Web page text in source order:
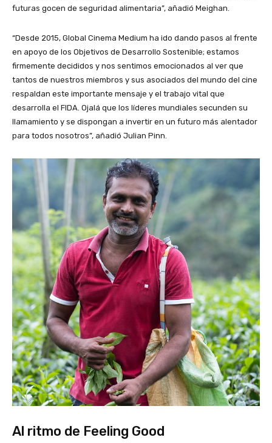
futuras gocen de seguridad alimentaria”, añadió Meighan.
“Desde 2015, Global Cinema Medium ha ido dando pasos al frente
en apoyo de los Objetivos de Desarrollo Sostenible; estamos
firmemente decididos y nos sentimos emocionados al ver que
tantos de nuestros miembros y sus asociados del mundo del cine
respaldan este importante mensaje y el trabajo vital que
desarrolla el FIDA. Ojalá que los líderes mundiales secunden su
llamamiento y se dispongan a invertir en un futuro más alentador
para todos nosotros”, añadió Julian Pinn.
Al ritmo de Feeling Good